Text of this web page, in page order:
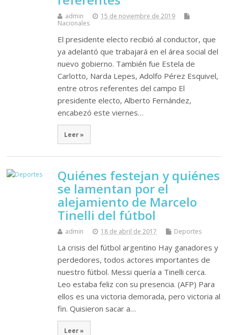
admin
15 de noviembre de 2019
Nacionales
El presidente electo recibió al conductor, que
ya adelantó que trabajará en el área social del
nuevo gobierno. También fue Estela de
Carlotto, Narda Lepes, Adolfo Pérez Esquivel,
entre otros referentes del campo El
presidente electo, Alberto Fernández,
encabezó este viernes…
Leer »
Quiénes festejan y quiénes
se lamentan por el
alejamiento de Marcelo
Tinelli del fútbol
admin 18 de abril de 2017 Deportes
La crisis del fútbol argentino Hay ganadores y
perdedores, todos actores importantes de
nuestro fútbol. Messi quería a Tinelli cerca.
Leo estaba feliz con su presencia. (AFP) Para
ellos es una victoria demorada, pero victoria al
fin. Quisieron sacar a…
Leer »